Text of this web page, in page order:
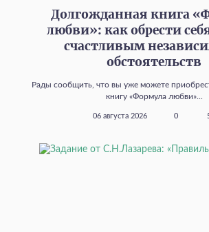
Долгожданная книга
любви»: как обрести
счастливым
обстоятельств
Рады сообщить, что вы уже можете
книгу «Формула любви»...
06 августа 2026 0